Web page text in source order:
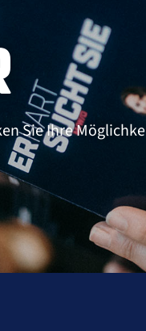
Sie Ihre